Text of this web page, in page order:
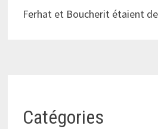
Ferhat et Boucherit étaient
Catégories